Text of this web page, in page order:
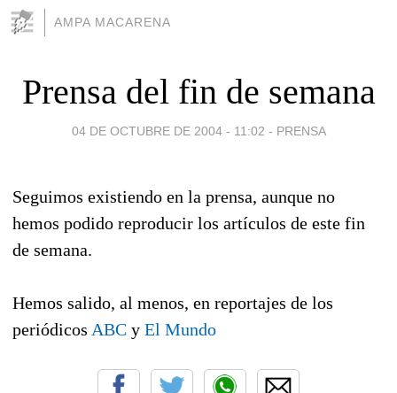
AMPA MACARENA
Prensa del fin de semana
04 DE OCTUBRE DE 2004 - 11:02 - PRENSA
Seguimos existiendo en la prensa, aunque no
hemos podido reproducir los artículos de este fin
de semana.
Hemos salido, al menos, en reportajes de los
periódicos ABC y El Mundo